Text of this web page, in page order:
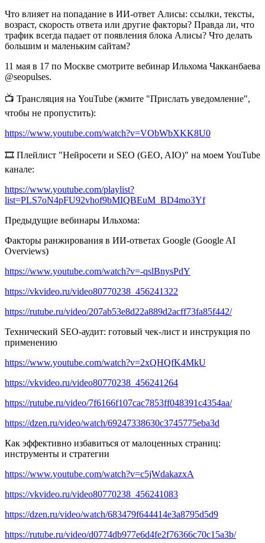
Что влияет на попадание в ИИ-ответ Алисы: ссылки, тексты,
возраст, скорость ответа или другие факторы? Правда ли, что
трафик всегда падает от появления блока Алисы? Что делать
большим и маленьким сайтам?
11 мая в 17 по Москве смотрите вебинар Ильхома Чакканбаева
@seopulses.
📺 Трансляция на YouTube (жмите "Прислать уведомление",
чтобы не пропустить):
https://www.youtube.com/watch?v=VObWbXKK8U0
🎞 Плейлист "Нейросети и SEO (GEO, AIO)" на моем YouTube
канале:
https://www.youtube.com/playlist?
list=PLS7oN4pFU92vhof9bMIQBEuM_BD4mo3Yf
Предыдущие вебинары Ильхома:
Факторы ранжирования в ИИ-ответах Google (Google AI
Overviews)
https://www.youtube.com/watch?v=-qslBnysPdY
https://vkvideo.ru/video80770238_456241322
https://rutube.ru/video/207ab53e8d22a889d2acff73fa85f442/
Технический SEO-аудит: готовый чек-лист и инструкция по
применению
https://www.youtube.com/watch?v=2xQHQfK4MkU
https://vkvideo.ru/video80770238_456241264
https://rutube.ru/video/7f6166f107cac7853ff048391c4354aa/
https://dzen.ru/video/watch/69247338630c3745775eba3d
Как эффективно избавиться от малоценных страниц:
инструменты и стратегии
https://www.youtube.com/watch?v=c5jWdakazxA
https://vkvideo.ru/video80770238_456241083
https://dzen.ru/video/watch/683479f644414e3a8795d5d9
https://rutube.ru/video/d0774db977e6d4fe2f76366c70c15a3b/